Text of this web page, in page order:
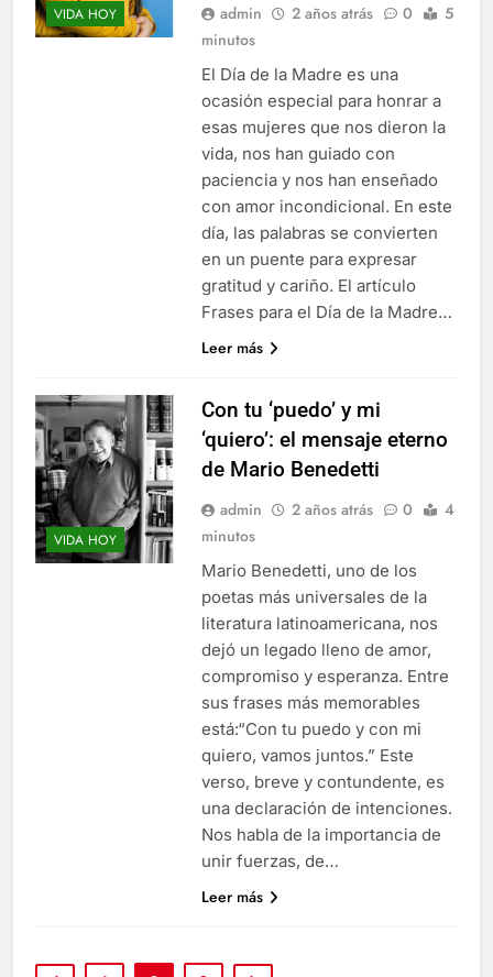
VIDA HOY admin 2 años atrás 0
5
minutos
El Día de la Madre es una
ocasión especial para honrar a
esas mujeres que nos dieron la
vida, nos han guiado con
paciencia y nos han enseñado
con amor incondicional. En este
día, las palabras se convierten
en un puente para expresar
gratitud y cariño. El artículo
Frases para el Día de la Madre…
Leer más
VIDA HOY
Con tu ‘puedo’ y mi
‘quiero’: el mensaje eterno
de Mario Benedetti
admin 2 años atrás 0
4
minutos
Mario Benedetti, uno de los
poetas más universales de la
literatura latinoamericana, nos
dejó un legado lleno de amor,
compromiso y esperanza. Entre
sus frases más memorables
está:“Con tu puedo y con mi
quiero, vamos juntos.” Este
verso, breve y contundente, es
una declaración de intenciones.
Nos habla de la importancia de
unir fuerzas, de…
Leer más